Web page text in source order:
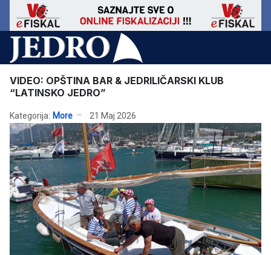
VIDEO: OPŠTINA BAR & JEDRILIČARSKI KLUB
“LATINSKO JEDRO”
Kategorija: More 21 Maj 2026